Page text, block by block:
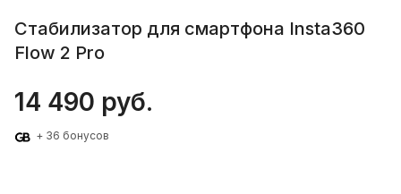
Стабилизатор для смартфона Insta360
Flow 2 Pro
14 490 руб.
+ 36 бонусов